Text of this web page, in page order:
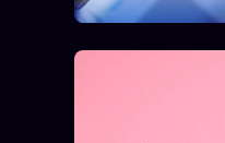
Auteurs
Personas